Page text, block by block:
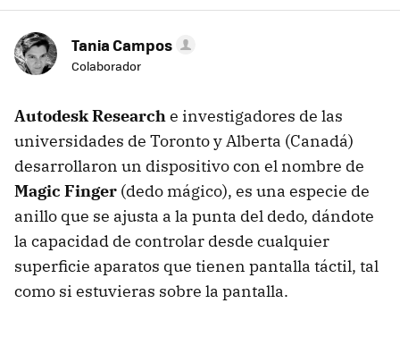
Tania Campos
Colaborador
Autodesk Researche investigadores de las
universidades de Toronto y Alberta (Canadá)
desarrollaron un dispositivo con el nombre de
Magic Finger (dedo mágico), es una especie de
anillo que se ajusta a la punta del dedo, dándote
la capacidad de controlar desde cualquier
superficie aparatos que tienen pantalla táctil, tal
como si estuvieras sobre la pantalla.